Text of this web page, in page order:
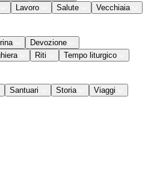
Lavoro Salute
Vecchiaia
Devozione
Riti
Tempo liturgico
Santuari Storia Viaggi